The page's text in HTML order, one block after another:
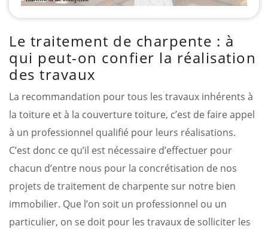
Le traitement de charpente : à
qui peut-on confier la réalisation
des travaux
La recommandation pour tous les travaux inhérents à
la toiture et à la couverture toiture, c’est de faire appel
à un professionnel qualifié pour leurs réalisations.
C’est donc ce qu’il est nécessaire d’effectuer pour
chacun d’entre nous pour la concrétisation de nos
projets de traitement de charpente sur notre bien
immobilier. Que l’on soit un professionnel ou un
particulier, on se doit pour les travaux de solliciter les